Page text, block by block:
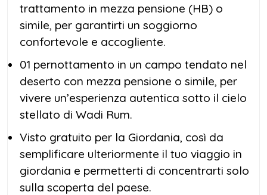
trattamento in mezza pensione (HB) o
simile, per garantirti un soggiorno
confortevole e accogliente.
01 pernottamento in un campo tendato nel
deserto con mezza pensione o simile, per
vivere un’esperienza autentica sotto il cielo
stellato di Wadi Rum.
Visto gratuito per la Giordania, così da
semplificare ulteriormente il tuo viaggio in
giordania e permetterti di concentrarti solo
sulla scoperta del paese.